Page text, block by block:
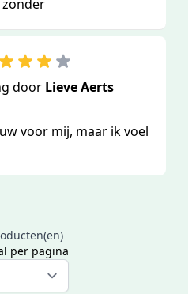
door Lieve Aerts
voor mij, maar ik voel
per pagina